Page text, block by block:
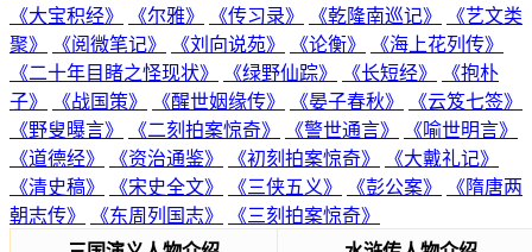
《大宝积经》
《尔雅》 《传习录》 《乾隆南巡记》
《艺文类
聚》
《阅微笔记》 《刘向说苑》 《论衡》
《海上花列传》
《二十年目睹之怪现状》
《绿野仙踪》 《长短经》
《抱朴
子》
《战国策》 《醒世姻缘传》 《晏子春秋》
《云笈七签》
《野叟曝言》
《二刻拍案惊奇》 《警世通言》
《喻世明言》
《道德经》
《资治通鉴》 《初刻拍案惊奇》
《大戴礼记》
《清史稿》
《宋史全文》 《三侠五义》 《彭公案》
《隋唐两
朝志传》
《东周列国志》
《三刻拍案惊奇》